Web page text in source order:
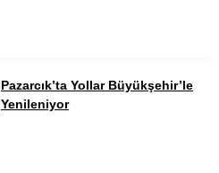
Pazarcık’ta Yollar Büyükşehir’le
Yenileniyor